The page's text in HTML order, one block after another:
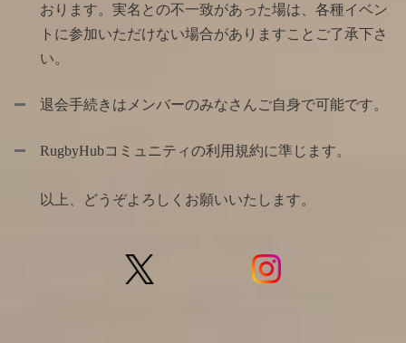
おります。実名との不一致があった場は、各種イベン
トに参加いただけない場合がありますことご了承下さ
い。
退会手続きはメンバーのみなさんご自身で可能です。
RugbyHubコミュニティの利用規約に準じます。
以上、どうぞよろしくお願いいたします。